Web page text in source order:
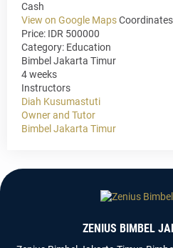
Cash
View on Google Maps
Price: IDR 500000
Category: Education
Bimbel Jakarta Timur
4 weeks
Instructors
Diah Kusumastuti
Owner and Tutor
Bimbel Jakarta Timur
ZENIUS BIMBEL